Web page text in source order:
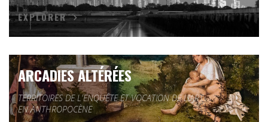
EXPLORER
ARCADIES ALTÉRÉES
TERRITOIRES DE L'ENQUÊTE ET VOCATION DE L'ART
EN ANTHROPOCÈNE